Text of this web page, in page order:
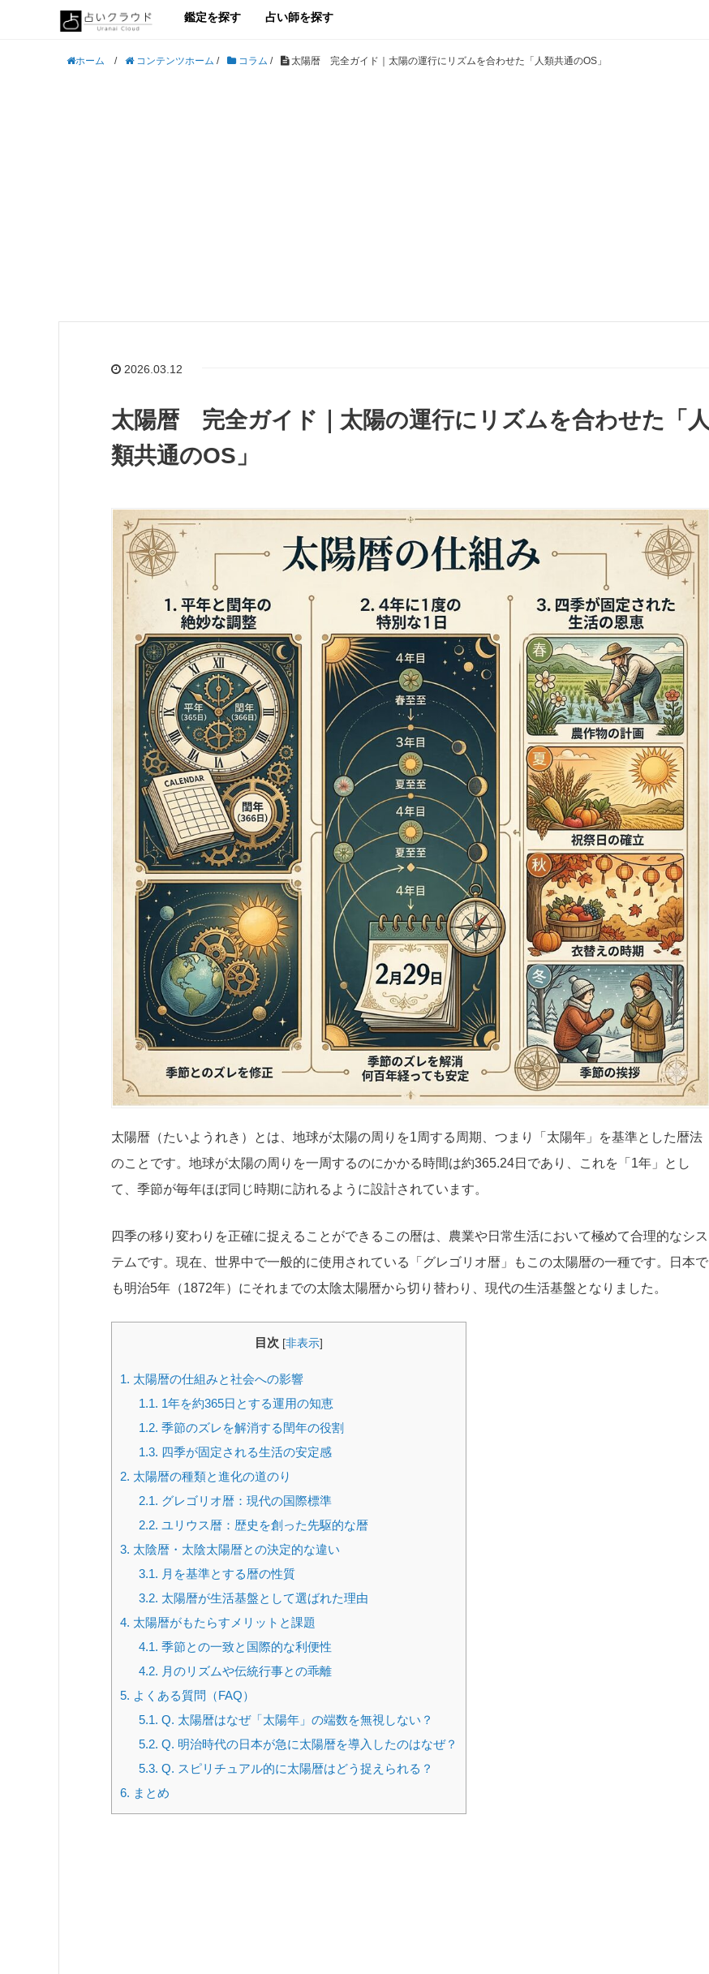
鑑定を探す 占い師を探す
ホーム / コンテンツホーム / コラム / 太陽暦 完全ガイド｜太陽の運行にリズムを合わせた「人類共通のOS」
2026.03.12
太陽暦 完全ガイド｜太陽の運行にリズムを合わせた「人
類共通のOS」
太陽暦（たいようれき）とは、地球が太陽の周りを1周する周期、つまり「太陽年」を基準とした暦法
のことです。地球が太陽の周りを一周するのにかかる時間は約365.24日であり、これを「1年」とし
て、季節が毎年ほぼ同じ時期に訪れるように設計されています。
四季の移り変わりを正確に捉えることができるこの暦は、農業や日常生活において極めて合理的なシス
テムです。現在、世界中で一般的に使用されている「グレゴリオ暦」もこの太陽暦の一種です。日本で
も明治5年（1872年）にそれまでの太陰太陽暦から切り替わり、現代の生活基盤となりました。
目次 [非表示]
1. 太陽暦の仕組みと社会への影響
1.1. 1年を約365日とする運用の知恵
1.2. 季節のズレを解消する閏年の役割
1.3. 四季が固定される生活の安定感
2. 太陽暦の種類と進化の道のり
2.1. グレゴリオ暦：現代の国際標準
2.2. ユリウス暦：歴史を創った先駆的な暦
3. 太陰暦・太陰太陽暦との決定的な違い
3.1. 月を基準とする暦の性質
3.2. 太陽暦が生活基盤として選ばれた理由
4. 太陽暦がもたらすメリットと課題
4.1. 季節との一致と国際的な利便性
4.2. 月のリズムや伝統行事との乖離
5. よくある質問（FAQ）
5.1. Q. 太陽暦はなぜ「太陽年」の端数を無視しない？
5.2. Q. 明治時代の日本が急に太陽暦を導入したのはなぜ？
5.3. Q. スピリチュアル的に太陽暦はどう捉えられる？
6. まとめ